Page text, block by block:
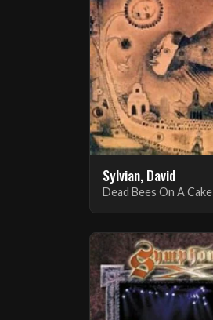
Sylvian, David
Dead Bees On A Cake